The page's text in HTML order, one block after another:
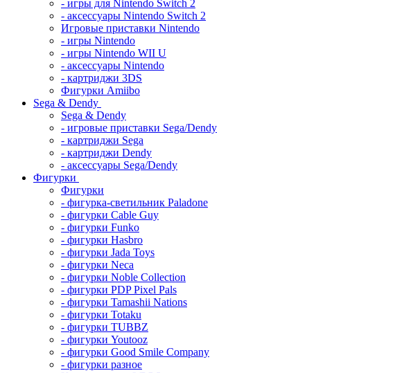
- игры для Nintendo Switch 2
- аксессуары Nintendo Switch 2
Игровые приставки Nintendo
- игры Nintendo
- игры Nintendo WII U
- аксессуары Nintendo
- картриджи 3DS
Фигурки Amiibo
Sega & Dendy
Sega & Dendy
- игровые приставки Sega/Dendy
- картриджи Sega
- картриджи Dendy
- аксессуары Sega/Dendy
Фигурки
Фигурки
- фигурка-светильник Paladone
- фигурки Cable Guy
- фигурки Funko
- фигурки Hasbro
- фигурки Jada Toys
- фигурки Neca
- фигурки Noble Collection
- фигурки PDP Pixel Pals
- фигурки Tamashii Nations
- фигурки Totaku
- фигурки TUBBZ
- фигурки Youtooz
- фигурки Good Smile Company
- фигурки разное